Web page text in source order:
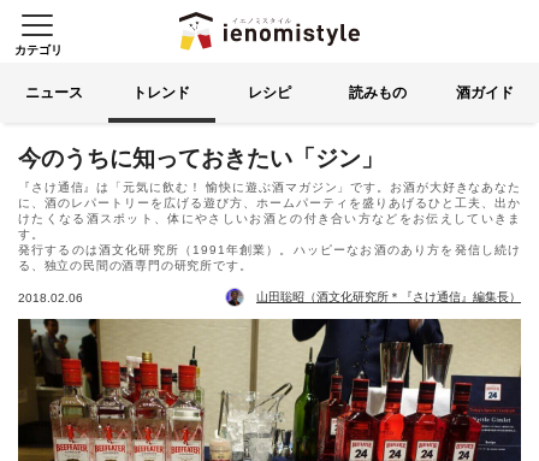
イエノミスタイル 家飲みを楽
カテゴリ
る
ニュース トレンド レシピ 読みもの 酒ガイド
今のうちに知っておきたい「ジン」
『さけ通信』は「元気に飲む！ 愉快に遊ぶ酒マガジン」です。お酒が大好きなあなた
に、酒のレパートリーを広げる遊び方、ホームパーティを盛りあげるひと工夫、出か
けたくなる酒スポット、体にやさしいお酒との付き合い方などをお伝えしていきま
す。
発行するのは酒文化研究所（1991年創業）。ハッピーなお酒のあり方を発信し続け
る、独立の民間の酒専門の研究所です。
2018.02.06 山田聡昭（酒文化研究所＊『さけ通信』編集長）